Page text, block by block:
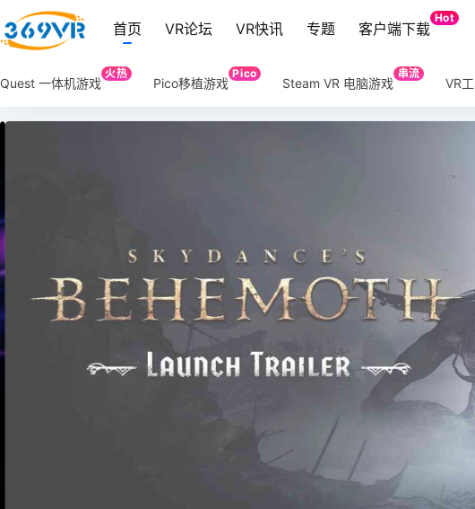
首页 VR论坛 VR快讯 专题 客户端下载
Hot
Quest 一体机游戏
火热
Pico移植游戏
Pico
Steam VR 电脑游戏
串流
VR